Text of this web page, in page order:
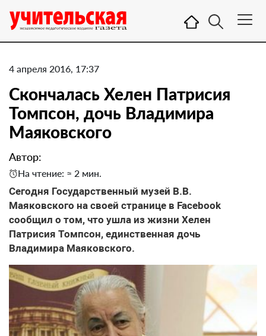
4 апреля 2016, 17:37
Скончалась Хелен Патрисия
Томпсон, дочь Владимира
Маяковского
Автор:
На чтение: ≈ 2 мин.
Сегодня Государственный музей В.В.
Маяковского на своей странице в Facebook
сообщил о том, что ушла из жизни Хелен
Патрисия Томпсон, единственная дочь
Владимира Маяковского.